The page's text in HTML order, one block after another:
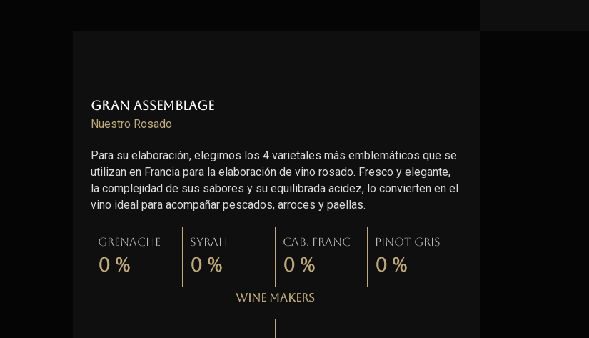
Gran Assemblage
Nuestro Rosado
Para su elaboración, elegimos los 4 varietales más emblemáticos que se
utilizan en Francia para la elaboración de vino rosado. Fresco y elegante,
la complejidad de sus sabores y su equilibrada acidez, lo convierten en el
vino ideal para acompañar pescados, arroces y paellas.
Grenache
0 %
Syrah
0 %
Cab. Franc
0 %
Pinot gris
0 %
Wine Makers